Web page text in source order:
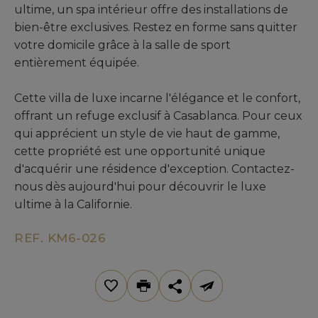
ultime, un spa intérieur offre des installations de
bien-être exclusives. Restez en forme sans quitter
votre domicile grâce à la salle de sport
entièrement équipée.
Cette villa de luxe incarne l'élégance et le confort,
offrant un refuge exclusif à Casablanca. Pour ceux
qui apprécient un style de vie haut de gamme,
cette propriété est une opportunité unique
d'acquérir une résidence d'exception. Contactez-
nous dès aujourd'hui pour découvrir le luxe
ultime à la Californie.
REF. KM6-026